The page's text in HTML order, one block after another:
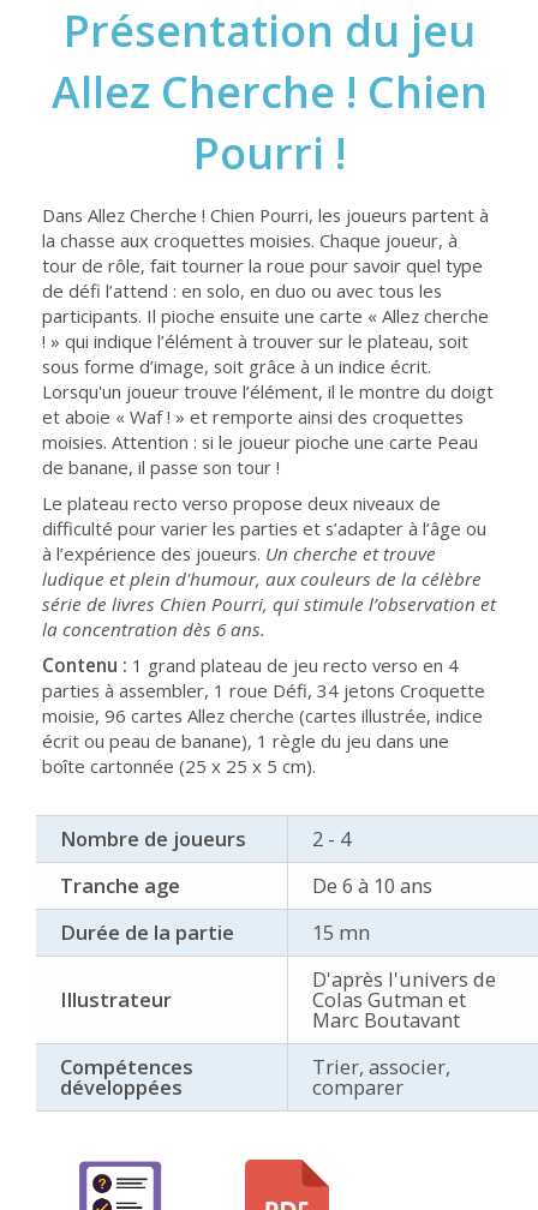
Présentation du jeu
Allez Cherche ! Chien
Pourri !
Dans Allez Cherche ! Chien Pourri, les joueurs partent à
la chasse aux croquettes moisies. Chaque joueur, à
tour de rôle, fait tourner la roue pour savoir quel type
de défi l’attend : en solo, en duo ou avec tous les
participants. Il pioche ensuite une carte « Allez cherche
! » qui indique l’élément à trouver sur le plateau, soit
sous forme d’image, soit grâce à un indice écrit.
Lorsqu'un joueur trouve l’élément, il le montre du doigt
et aboie « Waf ! » et remporte ainsi des croquettes
moisies. Attention : si le joueur pioche une carte Peau
de banane, il passe son tour !
Le plateau recto verso propose deux niveaux de
difficulté pour varier les parties et s’adapter à l’âge ou
à l’expérience des joueurs. Un cherche et trouve
ludique et plein d'humour, aux couleurs de la célèbre
série de livres Chien Pourri, qui stimule l’observation et
la concentration dès 6 ans.
Contenu : 1 grand plateau de jeu recto verso en 4
parties à assembler, 1 roue Défi, 34 jetons Croquette
moisie, 96 cartes Allez cherche (cartes illustrée, indice
écrit ou peau de banane), 1 règle du jeu dans une
boîte cartonnée (25 x 25 x 5 cm).
Nombre de joueurs
2 - 4
Tranche age
De 6 à 10 ans
Durée de la partie
15 mn
Illustrateur
D'après l'univers de
Colas Gutman et
Marc Boutavant
Compétences
développées
Trier, associer,
comparer